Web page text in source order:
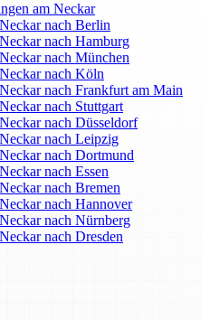
am Neckar
nach Berlin
nach Hamburg
nach München
nach Köln
nach Frankfurt am Main
nach Stuttgart
nach Düsseldorf
nach Leipzig
nach Dortmund
nach Essen
nach Bremen
nach Hannover
nach Nürnberg
nach Dresden